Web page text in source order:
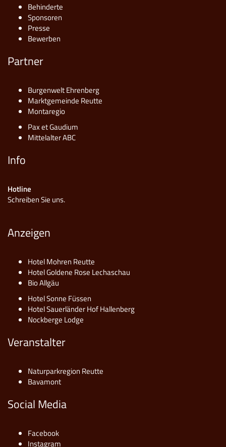
Behinderte
Sponsoren
Presse
Bewerben
Partner
Burgenwelt Ehrenberg
Marktgemeinde Reutte
Montaregio
Pax et Gaudium
Mittelalter ABC
Info
Hotline
Schreiben Sie uns.
Anzeigen
Hotel Mohren Reutte
Hotel Goldene Rose Lechaschau
Bio Allgäu
Hotel Sonne Füssen
Hotel Sauerländer Hof Hallenberg
Nockberge Lodge
Veranstalter
Naturparkregion Reutte
Bavamont
Social Media
Facebook
Instagram